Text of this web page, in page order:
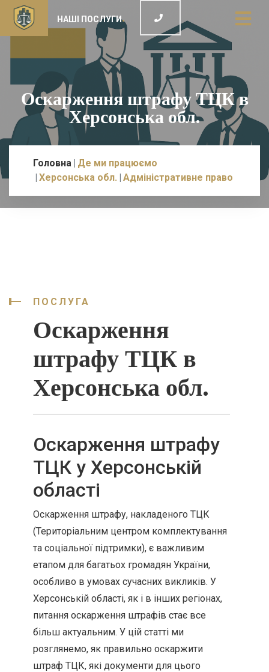
НАШІ ПОСЛУГИ
Оскарження штрафу ТЦК в
Херсонська обл.
Головна Де ми працюємо
Херсонська обл. Адміністративне право
ПОСЛУГА
Оскарження
штрафу ТЦК в
Херсонська обл.
Оскарження штрафу
ТЦК у Херсонській
області
Оскарження штрафу, накладеного ТЦК
(Територіальним центром комплектування
та соціальної підтримки), є важливим
етапом для багатьох громадян України,
особливо в умовах сучасних викликів. У
Херсонській області, як і в інших регіонах,
питання оскарження штрафів стає все
більш актуальним. У цій статті ми
розглянемо, як правильно оскаржити
штраф ТЦК, які документи для цього